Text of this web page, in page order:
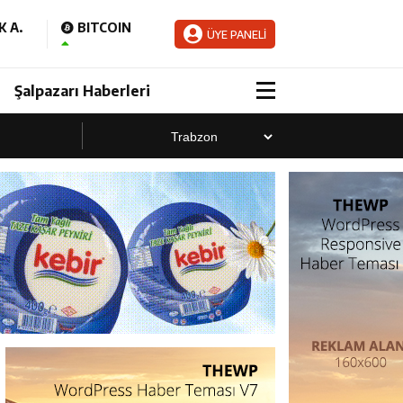
A. BITCOIN ÜYE PANELİ
Şalpazarı Haberleri